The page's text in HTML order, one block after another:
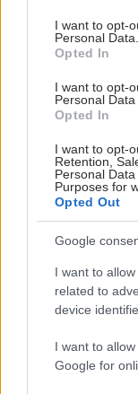
consent section.
I want to opt-
Personal Data.
Opted In
I want to opt-
Personal Data
Opted In
I want to opt-
Retention,
Personal
Purposes for
Opted Out
Google
I want to
related to
device
I want to
Google for
ΜΠΕΙΤΕ ΣΤΗ
ΣΗΜΕΡΑ ΣΤΟ